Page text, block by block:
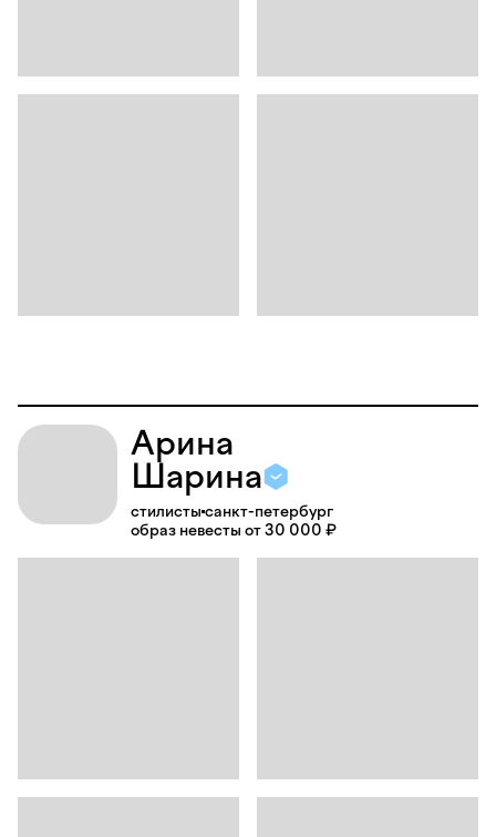
Арина
Шарина
стилисты санкт-петербург
образ невесты от 30 000 ₽